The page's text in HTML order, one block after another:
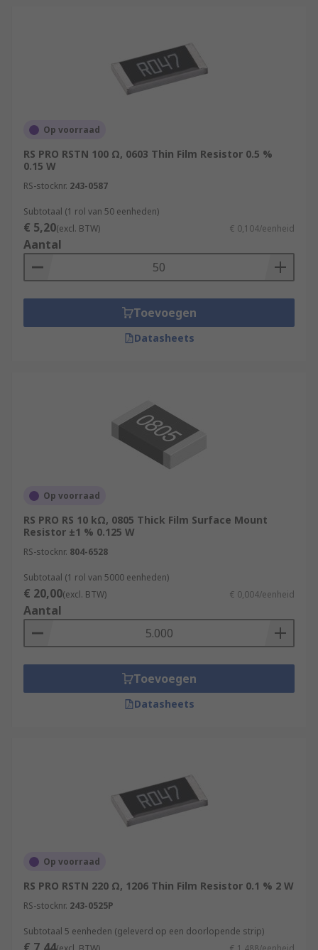
Op voorraad
RS PRO RSTN 100 Ω, 0603 Thin Film Resistor 0.5 %
0.15 W
RS-stocknr. 243-0587
Subtotaal (1 rol van 50 eenheden)
€ 5,20(excl. BTW) € 0,104/eenheid
Aantal
Toevoegen
Datasheets
Op voorraad
RS PRO RS 10 kΩ, 0805 Thick Film Surface Mount
Resistor ±1 % 0.125 W
RS-stocknr. 804-6528
Subtotaal (1 rol van 5000 eenheden)
€ 20,00(excl. BTW) € 0,004/eenheid
Aantal
Toevoegen
Datasheets
Op voorraad
RS PRO RSTN 220 Ω, 1206 Thin Film Resistor 0.1 % 2 W
RS-stocknr. 243-0525P
Subtotaal 5 eenheden (geleverd op een doorlopende strip)